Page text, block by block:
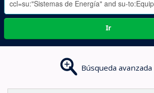
Ir
Búsqueda avanzada